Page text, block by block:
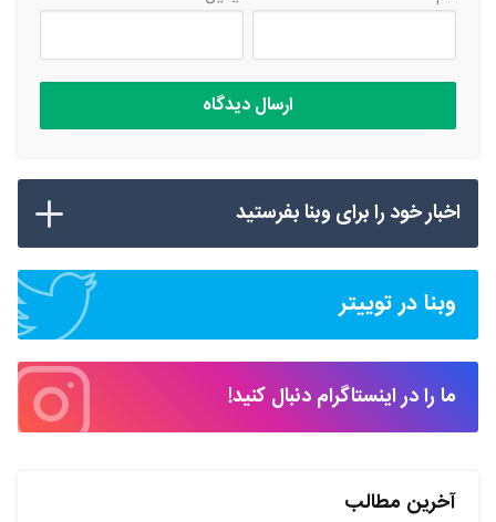
اخبار خود را برای وبنا بفرستید
وبنا در توییتر
ما را در اینستاگرام دنبال کنید!
آخرین مطالب